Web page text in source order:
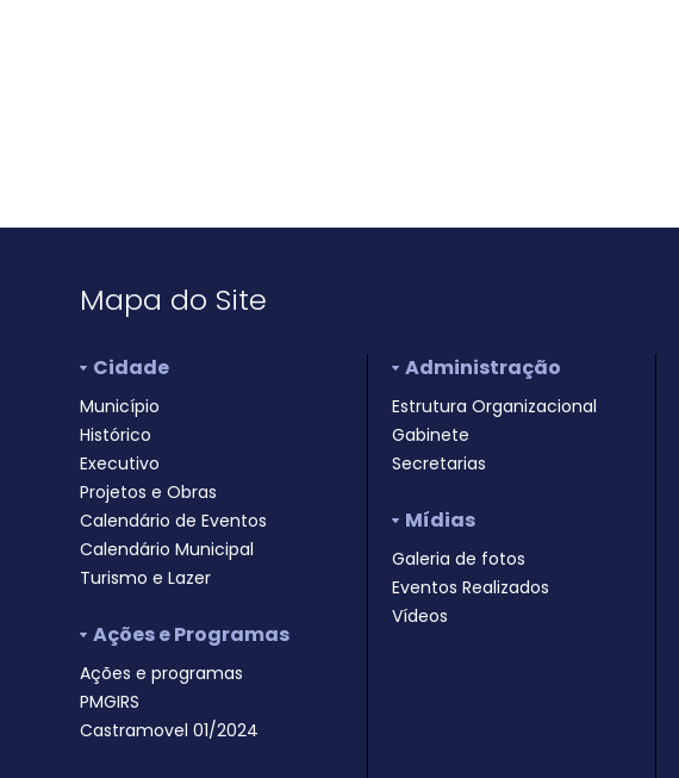
Mapa do Site
Cidade
Município
Histórico
Executivo
Projetos e Obras
Calendário de Eventos
Calendário Municipal
Turismo e Lazer
Ações e Programas
Ações e programas
PMGIRS
Castramovel 01/2024
Administração
Estrutura Organizacional
Gabinete
Secretarias
Mídias
Galeria de fotos
Eventos Realizados
Vídeos